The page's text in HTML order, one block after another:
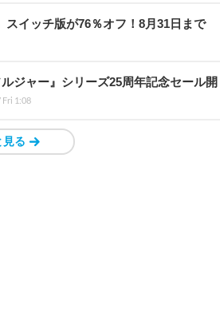
スイッチ版が76％オフ！8月31日まで
ジャー』シリーズ25周年記念セール開
Fri 1:08
見る